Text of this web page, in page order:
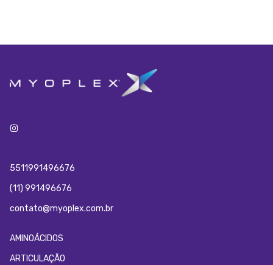
5511991496676
(11) 991496676
contato@myoplex.com.br
AMINOÁCIDOS
ARTICULAÇÃO